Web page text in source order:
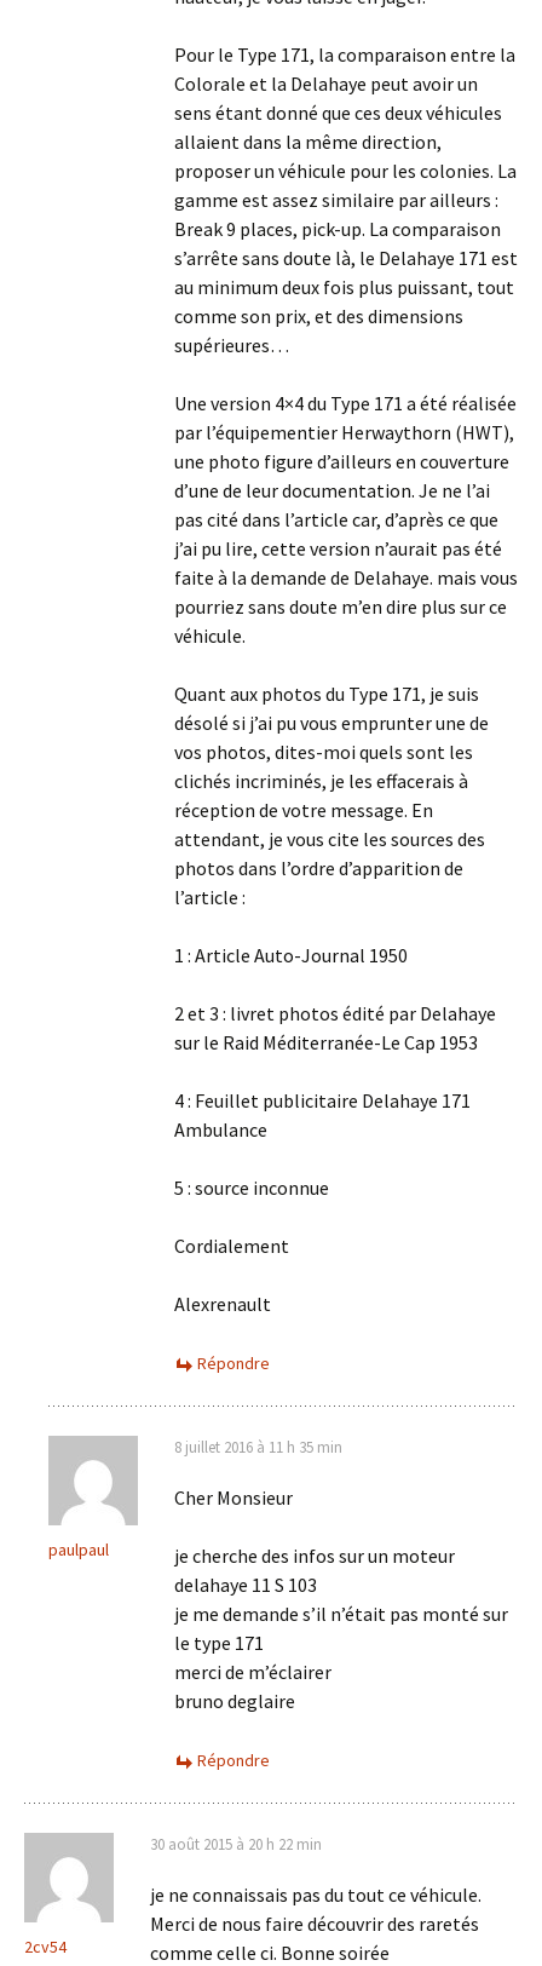
Pour le Type 171, la comparaison entre la
Colorale et la Delahaye peut avoir un
sens étant donné que ces deux véhicules
allaient dans la même direction,
proposer un véhicule pour les colonies. La
gamme est assez similaire par ailleurs :
Break 9 places, pick-up. La comparaison
s’arrête sans doute là, le Delahaye 171 est
au minimum deux fois plus puissant, tout
comme son prix, et des dimensions
supérieures…
Une version 4×4 du Type 171 a été réalisée
par l’équipementier Herwaythorn (HWT),
une photo figure d’ailleurs en couverture
d’une de leur documentation. Je ne l’ai
pas cité dans l’article car, d’après ce que
j’ai pu lire, cette version n’aurait pas été
faite à la demande de Delahaye. mais vous
pourriez sans doute m’en dire plus sur ce
véhicule.
Quant aux photos du Type 171, je suis
désolé si j’ai pu vous emprunter une de
vos photos, dites-moi quels sont les
clichés incriminés, je les effacerais à
réception de votre message. En
attendant, je vous cite les sources des
photos dans l’ordre d’apparition de
l’article :
1 : Article Auto-Journal 1950
2 et 3 : livret photos édité par Delahaye
sur le Raid Méditerranée-Le Cap 1953
4 : Feuillet publicitaire Delahaye 171
Ambulance
5 : source inconnue
Cordialement
Alexrenault
Répondre
paulpaul
8 juillet 2016 à 11 h 35 min
Cher Monsieur
je cherche des infos sur un moteur
delahaye 11 S 103
je me demande s’il n’était pas monté sur
le type 171
merci de m’éclairer
bruno deglaire
Répondre
2cv54
30 août 2015 à 20 h 22 min
je ne connaissais pas du tout ce véhicule.
Merci de nous faire découvrir des raretés
comme celle ci. Bonne soirée